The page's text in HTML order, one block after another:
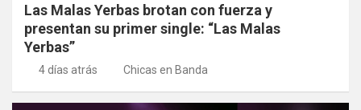
Las Malas Yerbas brotan con fuerza y
presentan su primer single: “Las Malas
Yerbas”
4 días atrás Chicas en Banda